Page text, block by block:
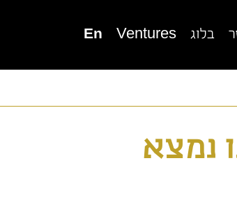
בלוג Ventures
En
נמצא